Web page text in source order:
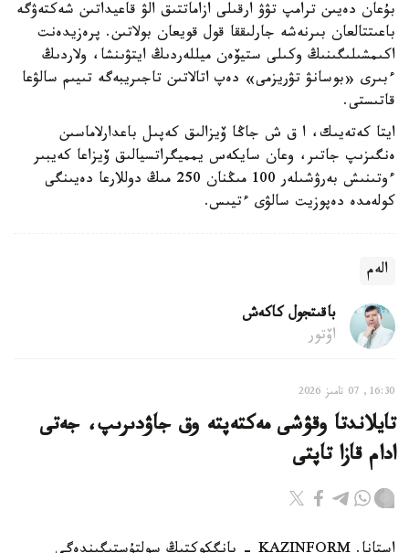
بۇعان دەيىن ترامپ تۋۋ ارقىلى ازاماتتىق الۋ قاعيداتىن شەكتەۋگە
باعىتتالعان بىرنەشە جارلىققا قول قويعان بولاتىن. پرەزيدەنت
اكىمشىلىگىنىڭ وكىلى ستيۆەن ميللەردىڭ ايتۋىنشا، ولاردىڭ
ءبىرى «بوسانۋ تۋريزمى» دەپ اتالاتىن تاجىريبەگە تىيىم سالۋعا
قاتىستى.
ايتا كەتەيىك، ا ق ش جاڭا ۆيزالىق كەپىل باعدارلاماسىن
ەنگىزىپ جاتىر، وعان سايكەس يمميگراتسيالىق ۆيزاعا كەيبىر
ءوتىنىش بەرۋشىلەر 100 مىڭنان 250 مىڭ دوللارعا دەيىنگى
كولەمدە دەپوزيت سالۋى ءتيىس.
الەم
باقىتجول كاكەش
اۆتور
16:30, 07 تامىز 2026
تايلاندتا وقۋشى مەكتەپتە وق جاۋدىرىپ، جەتى
ادام قازا تاپتى